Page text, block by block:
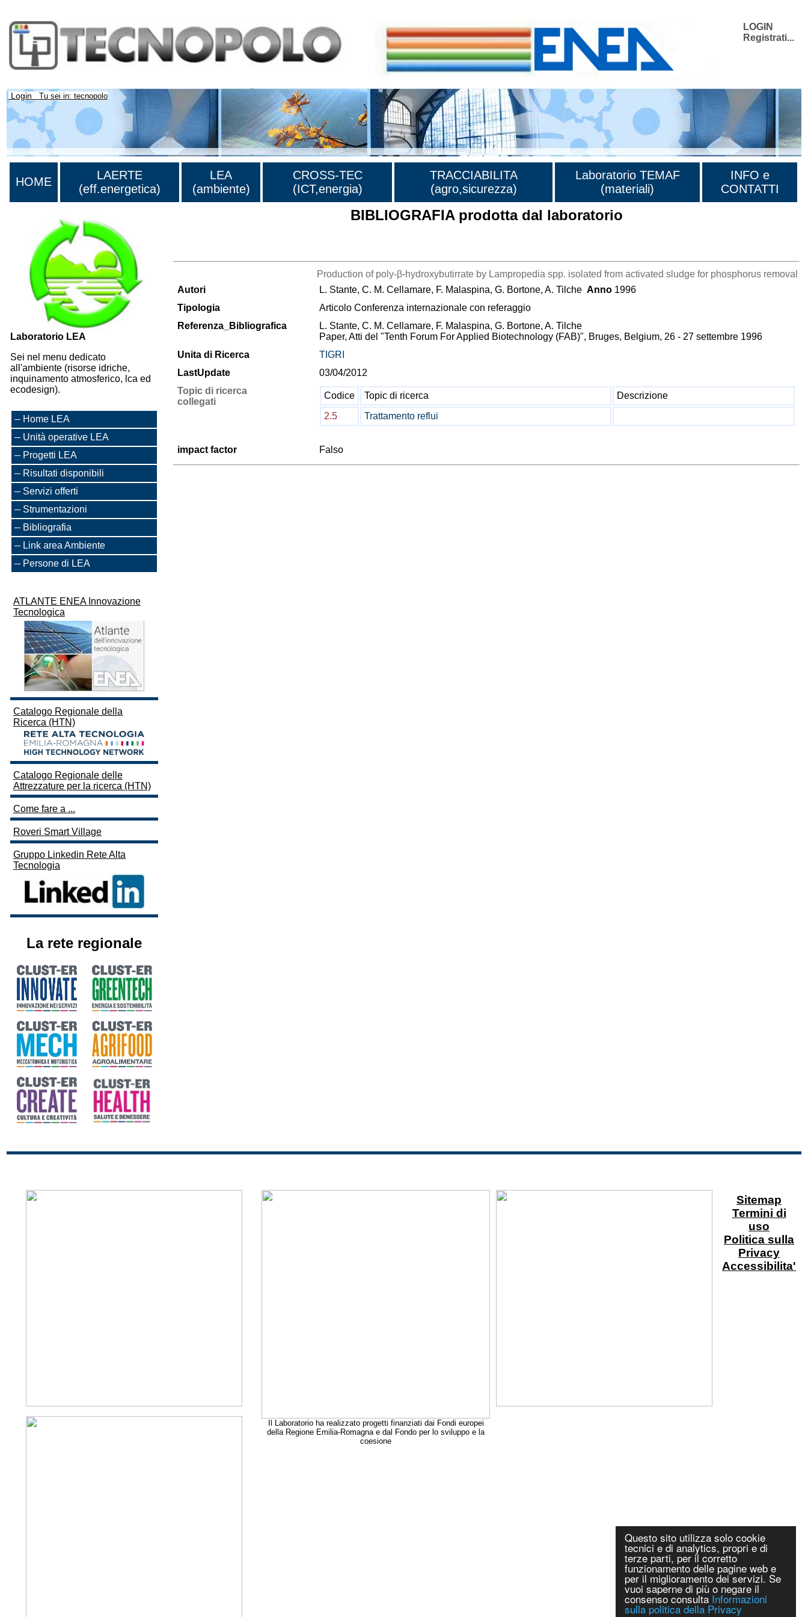
Questo sito utilizza solo cookie
tecnici e di analytics, propri e di
terze parti, per il corretto
funzionamento delle pagine web e
per il miglioramento dei servizi. Se
vuoi saperne di più o negare il
consenso consulta Informazioni
sulla politica della Privacy
LOGIN
Registrati...
Login Tu sei in: tecnopolo
HOME
LAERTE
(eff.energetica)
LEA
(ambiente)
CROSS-TEC
(ICT,energia)
TRACCIABILITA
(agro,sicurezza)
Laboratorio TEMAF
(materiali)
INFO e
CONTATTI
Laboratorio LEA
Sei nel menu dedicato
all'ambiente (risorse idriche,
inquinamento atmosferico, lca ed
ecodesign).
Home LEA
Unità operative LEA
Progetti LEA
Risultati disponibili
Servizi offerti
Strumentazioni
Bibliografia
Link area Ambiente
Persone di LEA
ATLANTE ENEA Innovazione
Tecnologica
Catalogo Regionale della
Ricerca (HTN)
Catalogo Regionale delle
Attrezzature per la ricerca (HTN)
Come fare a ...
Roveri Smart Village
Gruppo Linkedin Rete Alta
Tecnologia
La rete regionale
BIBLIOGRAFIA prodotta dal laboratorio
Production of poly-β-hydroxybutirrate by Lampropedia spp. isolated from activated sludge for phosphorus removal
Autori
L. Stante, C. M. Cellamare, F. Malaspina, G. Bortone, A. Tilche Anno 1996
Tipologia
Articolo Conferenza internazionale con referaggio
Referenza_Bibliografica
L. Stante, C. M. Cellamare, F. Malaspina, G. Bortone, A. Tilche
Paper, Atti del "Tenth Forum For Applied Biotechnology (FAB)", Bruges, Belgium, 26 - 27 settembre 1996
Unita di Ricerca
TIGRI
LastUpdate
03/04/2012
Topic di ricerca
collegati
Codice Topic di ricerca
Descrizione
2.5
Trattamento reflui
impact factor Falso
Il Laboratorio ha realizzato progetti finanziati dai Fondi europei
della Regione Emilia-Romagna e dal Fondo per lo sviluppo e la
coesione
Sitemap
Termini di
uso
Politica sulla
Privacy
Accessibilita'